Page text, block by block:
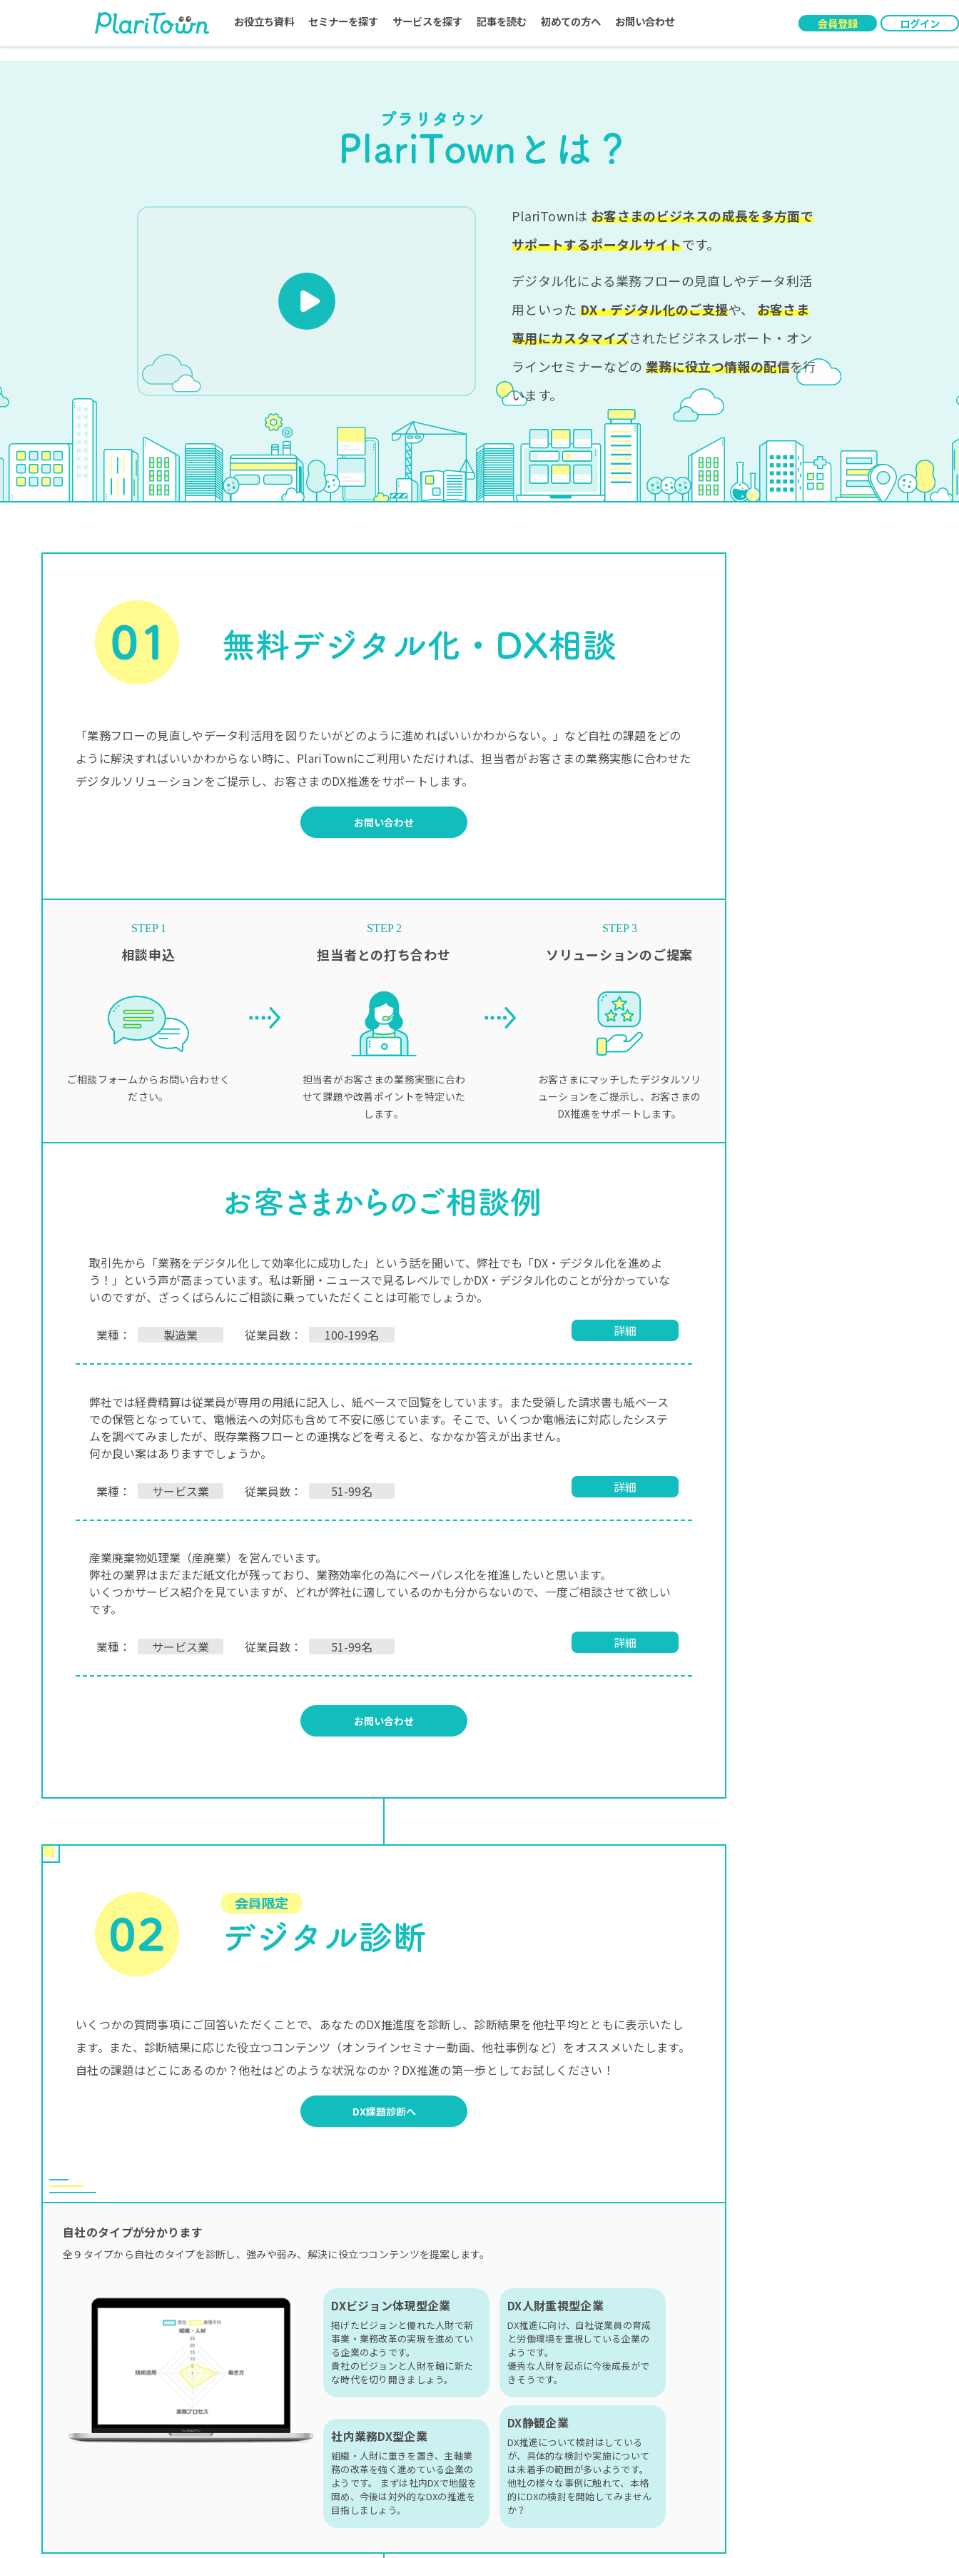
お役立ち資料 セミナーを探す サービスを探す 記事を読む 初めての方へ お問い合わせ 会員登録 ログイン
PlariTownは お客さまのビジネスの成長を多方面で
サポートするポータルサイトです。
デジタル化による業務フローの見直しやデータ利活
用といったDX・デジタル化のご支援や、 お客さま
専用にカスタマイズされたビジネスレポート・オン
ラインセミナーなどの 業務に役立つ情報の配信を行
います。
「業務フローの見直しやデータ利活用を図りたいがどのように進めればいいかわからない。」など自社の課題をどの
ように解決すればいいかわからない時に、PlariTownにご利用いただければ、担当者がお客さまの業務実態に合わせた
デジタルソリューションをご提示し、お客さまのDX推進をサポートします。
お問い合わせ
STEP 1
相談申込
ご相談フォームからお問い合わせく
ださい。
STEP 2
担当者との打ち合わせ
担当者がお客さまの業務実態に合わ
せて課題や改善ポイントを特定いた
します。
STEP 3
ソリューションのご提案
お客さまにマッチしたデジタルソリ
ューションをご提示し、お客さまの
DX推進をサポートします。
取引先から「業務をデジタル化して効率化に成功した」という話を聞いて、弊社でも「DX・デジタル化を進めよ
う！」という声が高まっています。私は新聞・ニュースで見るレベルでしかDX・デジタル化のことが分かっていな
いのですが、ざっくばらんにご相談に乗っていただくことは可能でしょうか。
業種： 製造業 従業員数： 100-199名 詳細
弊社では経費精算は従業員が専用の用紙に記入し、紙ベースで回覧をしています。また受領した請求書も紙ベース
での保管となっていて、電帳法への対応も含めて不安に感じています。そこで、いくつか電帳法に対応したシステ
ムを調べてみましたが、既存業務フローとの連携などを考えると、なかなか答えが出ません。
何か良い案はありますでしょうか。
業種： サービス業 従業員数： 51-99名 詳細
産業廃棄物処理業（産廃業）を営んでいます。
弊社の業界はまだまだ紙文化が残っており、業務効率化の為にペーパレス化を推進したいと思います。
いくつかサービス紹介を見ていますが、どれが弊社に適しているのかも分からないので、一度ご相談させて欲しい
です。
業種： サービス業 従業員数： 51-99名 詳細
お問い合わせ
いくつかの質問事項にご回答いただくことで、あなたのDX推進度を診断し、診断結果を他社平均とともに表示いたし
ます。また、診断結果に応じた役立つコンテンツ（オンラインセミナー動画、他社事例など）をオススメいたします。
自社の課題はどこにあるのか？他社はどのような状況なのか？DX推進の第一歩としてお試しください！
DX課題診断へ
自社のタイプが分かります
全９タイプから自社のタイプを診断し、強みや弱み、解決に役立つコンテンツを提案します。
DXビジョン体現型企業
掲げたビジョンと優れた人財で新
事業・業務改革の実現を進めてい
る企業のようです。
貴社のビジョンと人財を軸に新た
な時代を切り開きましょう。
DX人財重視型企業
DX推進に向け、自社従業員の育成
と労働環境を重視している企業の
ようです。
優秀な人財を起点に今後成長がで
きそうです。
社内業務DX型企業
組織・人財に重きを置き、主軸業
務の改革を強く進めている企業の
ようです。 まずは社内DXで地盤を
固め、今後は対外的なDXの推進を
目指しましょう。
DX静観企業
DX推進について検討はしている
が、具体的な検討や実施について
は未着手の範囲が多いようです。
他社の様々な事例に触れて、本格
的にDXの検討を開始してみません
か？